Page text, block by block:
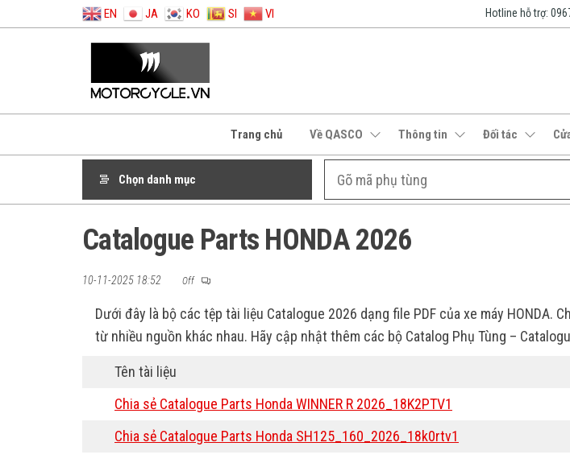
EN JA KO SI VI Hotline hỗ trợ:
Trang chủ Về QASCO Thông tin Đối tác
Chọn danh mục
Catalogue Parts HONDA 2026
10-11-2025 18:52 Off
Dưới đây là bộ các tệp tài liệu Catalogue 2026 dạng file PDF của xe máy
từ nhiều nguồn khác nhau. Hãy cập nhật thêm các bộ Catalog Phụ Tùng –
Tên tài liệu
Chia sẻ Catalogue Parts Honda WINNER R 2026_18K2PTV1
Chia sẻ Catalogue Parts Honda SH125_160_2026_18k0rtv1